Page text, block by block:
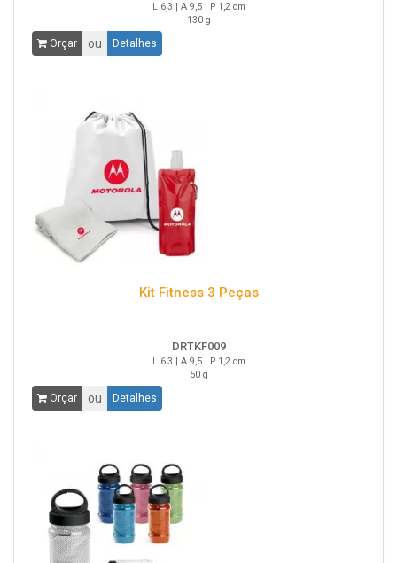
L 6,3 | A 9,5 | P 1,2 cm
130 g
Orçar ou Detalhes
Kit Fitness 3 Peças
DRTKF009
L 6,3 | A 9,5 | P 1,2 cm
50 g
Orçar ou Detalhes